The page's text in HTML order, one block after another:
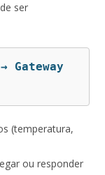
ser
Gateway
(temperatura,
ou responder